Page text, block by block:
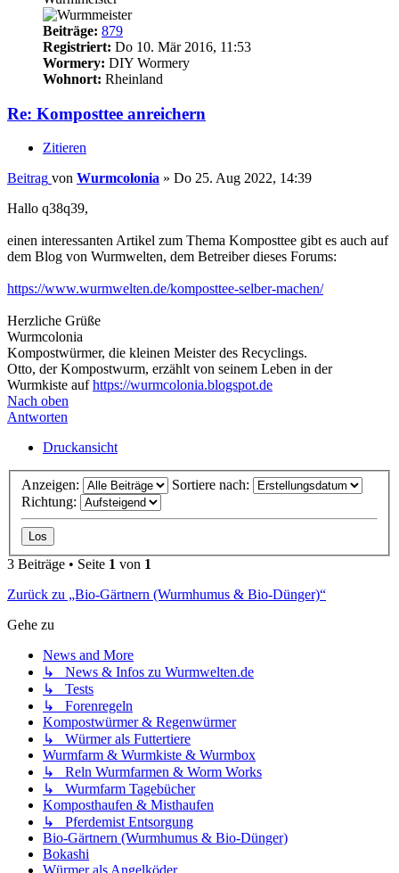
Beiträge: 879
Registriert: Do 10. Mär 2016, 11:53
Wormery: DIY Wormery
Wohnort: Rheinland
Re: Komposttee anreichern
Zitieren
Beitrag von Wurmcolonia » Do 25. Aug 2022, 14:39
Hallo q38q39,
einen interessanten Artikel zum Thema Komposttee gibt es auch auf
dem Blog von Wurmwelten, dem Betreiber dieses Forums:
https://www.wurmwelten.de/komposttee-selber-machen/
Herzliche Grüße
Wurmcolonia
Kompostwürmer, die kleinen Meister des Recyclings.
Otto, der Kompostwurm, erzählt von seinem Leben in der
Wurmkiste aufhttps://wurmcolonia.blogspot.de
Nach oben
Antworten
Druckansicht
Anzeigen:
Sortiere nach:
Richtung:
3 Beiträge • Seite 1 von 1
Zurück zu „Bio-Gärtnern (Wurmhumus & Bio-Dünger)“
Gehe zu
News and More
↳ News & Infos zu Wurmwelten.de
↳ Tests
↳ Forenregeln
Kompostwürmer & Regenwürmer
↳ Würmer als Futtertiere
Wurmfarm & Wurmkiste & Wurmbox
↳ Reln Wurmfarmen & Worm Works
↳ Wurmfarm Tagebücher
Komposthaufen & Misthaufen
↳ Pferdemist Entsorgung
Bio-Gärtnern (Wurmhumus & Bio-Dünger)
Bokashi
Würmer als Angelköder